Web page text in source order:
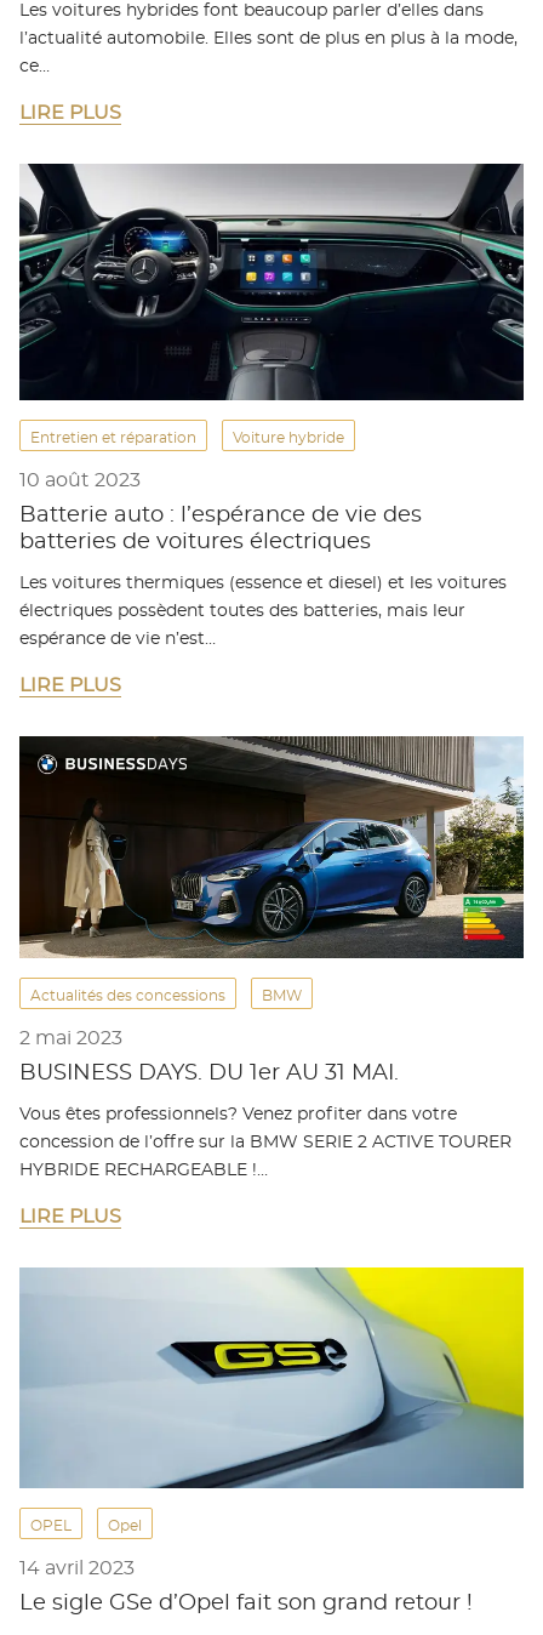
Les voitures hybrides font beaucoup parler d’elles dans
l’actualité automobile. Elles sont de plus en plus à la mode,
ce…
LIRE PLUS
Entretien et réparation Voiture hybride
10 août 2023
Batterie auto : l’espérance de vie des
batteries de voitures électriques
Les voitures thermiques (essence et diesel) et les voitures
électriques possèdent toutes des batteries, mais leur
espérance de vie n’est…
LIRE PLUS
Actualités des concessions BMW
2 mai 2023
BUSINESS DAYS. DU 1er AU 31 MAI.
Vous êtes professionnels? Venez profiter dans votre
concession de l’offre sur la BMW SERIE 2 ACTIVE TOURER
HYBRIDE RECHARGEABLE !…
LIRE PLUS
OPEL Opel
14 avril 2023
Le sigle GSe d’Opel fait son grand retour !